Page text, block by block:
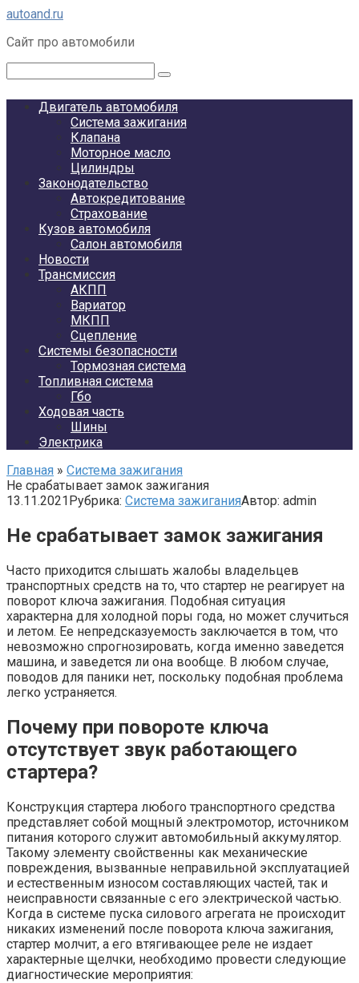
Перейти
контенту
autoand.ru
Сайт про автомобили
Двигатель автомобиля
Система зажигания
Клапана
Моторное масло
Цилиндры
Законодательство
Автокредитование
Страхование
Кузов автомобиля
Салон автомобиля
Новости
Трансмиссия
АКПП
Вариатор
МКПП
Сцепление
Системы безопасности
Тормозная система
Топливная система
Гбо
Ходовая часть
Шины
Электрика
Главная » Система зажигания
Не срабатывает замок зажигания
13.11.2021Рубрика: Система зажиганияАвтор: admin
Не срабатывает замок зажигания
Часто приходится слышать жалобы владельцев
транспортных средств на то, что стартер не реагирует на
поворот ключа зажигания. Подобная ситуация
характерна для холодной поры года, но может случиться
и летом. Ее непредсказуемость заключается в том, что
невозможно спрогнозировать, когда именно заведется
машина, и заведется ли она вообще. В любом случае,
поводов для паники нет, поскольку подобная проблема
легко устраняется.
Почему при повороте ключа
отсутствует звук работающего
стартера?
Конструкция стартера любого транспортного средства
представляет собой мощный электромотор, источником
питания которого служит автомобильный аккумулятор.
Такому элементу свойственны как механические
повреждения, вызванные неправильной эксплуатацией
и естественным износом составляющих частей, так и
неисправности связанные с его электрической частью.
Когда в системе пуска силового агрегата не происходит
никаких изменений после поворота ключа зажигания,
стартер молчит, а его втягивающее реле не издает
характерные щелчки, необходимо провести следующие
диагностические мероприятия: